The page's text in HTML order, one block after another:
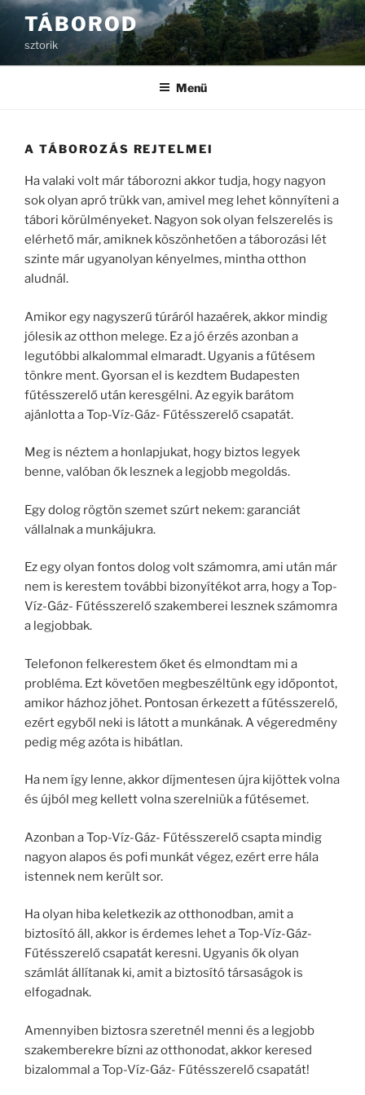
Tartalomhoz
TÁBOROD
sztorik
Menü
A TÁBOROZÁS REJTELMEI
Ha valaki volt már táborozni akkor tudja, hogy nagyon
sok olyan apró trükk van, amivel meg lehet könnyíteni a
tábori körülményeket. Nagyon sok olyan felszerelés is
elérhető már, amiknek köszönhetően a táborozási lét
szinte már ugyanolyan kényelmes, mintha otthon
aludnál.
Amikor egy nagyszerű túráról hazaérek, akkor mindig
jólesik az otthon melege. Ez a jó érzés azonban a
legutóbbi alkalommal elmaradt. Ugyanis a fűtésem
tönkre ment. Gyorsan el is kezdtem Budapesten
fűtésszerelő után keresgélni. Az egyik barátom
ajánlotta a Top-Víz-Gáz- Fűtésszerelő csapatát.
Meg is néztem a honlapjukat, hogy biztos legyek
benne, valóban ők lesznek a legjobb megoldás.
Egy dolog rögtön szemet szúrt nekem: garanciát
vállalnak a munkájukra.
Ez egy olyan fontos dolog volt számomra, ami után már
nem is kerestem további bizonyítékot arra, hogy a Top-
Víz-Gáz- Fűtésszerelő szakemberei lesznek számomra
a legjobbak.
Telefonon felkerestem őket és elmondtam mi a
probléma. Ezt követően megbeszéltünk egy időpontot,
amikor házhoz jöhet. Pontosan érkezett a fűtésszerelő,
ezért egyből neki is látott a munkának. A végeredmény
pedig még azóta is hibátlan.
Ha nem így lenne, akkor díjmentesen újra kijöttek volna
és újból meg kellett volna szerelniük a fűtésemet.
Azonban a Top-Víz-Gáz- Fűtésszerelő csapta mindig
nagyon alapos és pofi munkát végez, ezért erre hála
istennek nem került sor.
Ha olyan hiba keletkezik az otthonodban, amit a
biztosító áll, akkor is érdemes lehet a Top-Víz-Gáz-
Fűtésszerelő csapatát keresni. Ugyanis ők olyan
számlát állítanak ki, amit a biztosító társaságok is
elfogadnak.
Amennyiben biztosra szeretnél menni és a legjobb
szakemberekre bízni az otthonodat, akkor keresed
bizalommal a Top-Víz-Gáz- Fűtésszerelő csapatát!